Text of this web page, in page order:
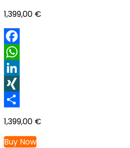
1,399,00 €
Facebook
WhatsApp
LinkedIn
XING
1,399,00 €
Buy Now